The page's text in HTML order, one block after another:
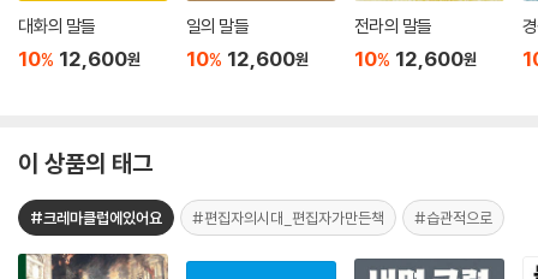
대화의 말들
10% 12,600원
일의 말들
10% 12,600원
전라의 말들
10% 12,600원
이 상품의 태그
#크레마클럽에있어요 #편집자의시대_편집자가만든책 #습관적으로